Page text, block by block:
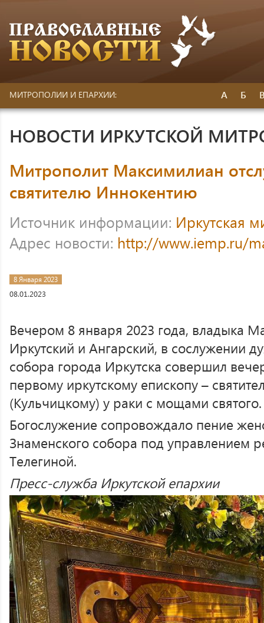
МИТРОПОЛИИ И ЕПАРХИИ: А Б
НОВОСТИ ИРКУТСКОЙ
Митрополит Максимилиан
святителю Иннокентию
Источник информации: Иркутская
Адрес новости: http://www.iemp.ru/
8 Января 2023
08.01.2023
Вечером 8 января 2023 года, владыка
Иркутский и Ангарский, в сослужении
собора города Иркутска совершил
первому иркутскому епископу –
(Кульчицкому) у раки с мощами святого.
Богослужение сопровождало пение
Знаменского собора под управлением
Телегиной.
Пресс-служба Иркутской епархии